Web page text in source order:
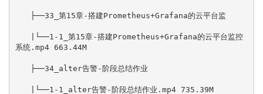
├──33_第15章-搭建Prometheus+Grafana的云平台监
|└──1-1_第15章-搭建Prometheus+Grafana的云平台监控
系统.mp4 663.44M
├──34_alter告警-阶段总结作业
|└──1-1_alter告警-阶段总结作业.mp4 735.39M